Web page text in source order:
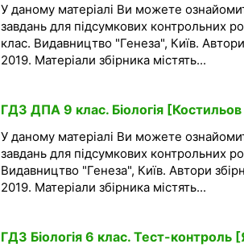
У даному матеріалі Ви можете
завдань для підсумкових контрольних
клас. Видавництво "Генеза", Київ.
2019. Матеріали збірника містять...
ГДЗ ДПА 9 клас. Біологія
У даному матеріалі Ви можете
завдань для підсумкових контрольних
Видавництво "Генеза", Київ. Автори
2019. Матеріали збірника містять...
ГДЗ Біологія 6 клас. Тест-контроль